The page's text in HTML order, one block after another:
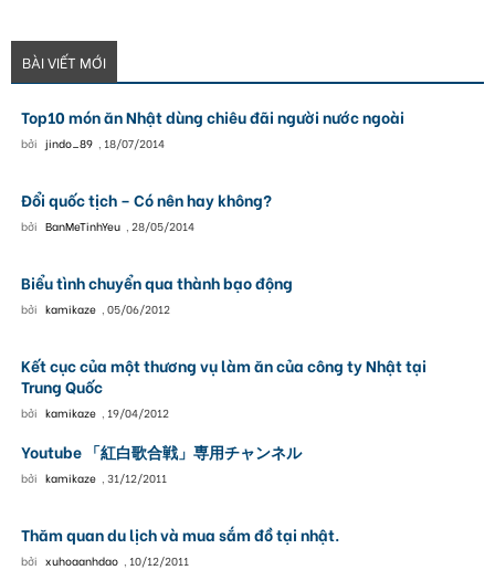
BÀI VIẾT MỚI
Top10 món ăn Nhật dùng chiêu đãi người nước ngoài
bởi jindo_89 18/07/2014
Đổi quốc tịch – Có nên hay không?
bởi BanMeTinhYeu 28/05/2014
Biểu tình chuyển qua thành bạo động
bởi kamikaze 05/06/2012
Kết cục của một thương vụ làm ăn của công ty Nhật tại
Trung Quốc
bởi kamikaze 19/04/2012
Youtube 「紅白歌合戦」専用チャンネル
bởi kamikaze 31/12/2011
Thăm quan du lịch và mua sắm đồ tại nhật.
bởi xuhoaanhdao 10/12/2011